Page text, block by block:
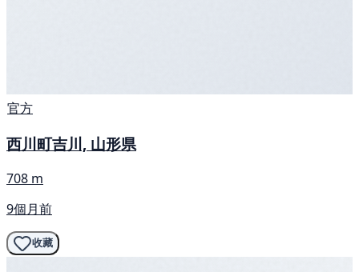
官方
西川町吉川, 山形県
708 m
9個月前
收藏